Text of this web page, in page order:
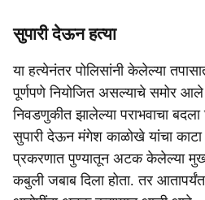
सुपारी देऊन हत्या
या हत्येनंतर पोलिसांनी केलेल्या
पूर्णपणे नियोजित असल्याचे समोर
निवडणुकीत झालेल्या पराभवाचा
सुपारी देऊन मंगेश काळोखे यांचा
प्रकरणात पुण्यातून अटक केलेल्या
कबुली जबाब दिला होता. तर